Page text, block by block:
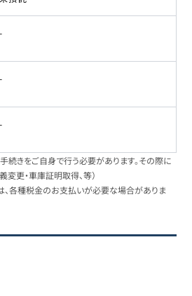
-
-
-
きをご自身で行う必要があります。その際に
変更・車庫証明取得、等）
各種税金のお支払いが必要な場合がありま